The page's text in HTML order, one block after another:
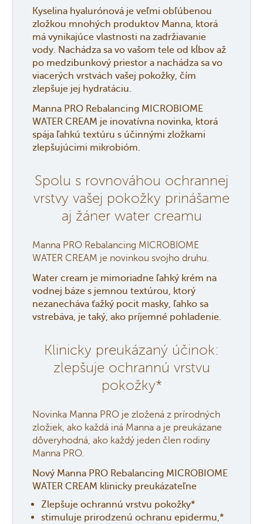
Kyselina hyalurónová je veľmi obľúbenou
zložkou mnohých produktov Manna, ktorá
má vynikajúce vlastnosti na zadržiavanie
vody. Nachádza sa vo vašom tele od kĺbov až
po medzibunkový priestor a nachádza sa vo
viacerých vrstvách vašej pokožky, čím
zlepšuje jej hydratáciu.
Manna PRO Rebalancing MICROBIOME
WATER CREAM je inovatívna novinka, ktorá
spája ľahkú textúru s účinnými zložkami
zlepšujúcimi mikrobióm.
Spolu s rovnováhou ochrannej
vrstvy vašej pokožky prinášame
aj žáner water creamu
Manna PRO Rebalancing MICROBIOME
WATER CREAM je novinkou svojho druhu.
Water cream je mimoriadne ľahký krém na
vodnej báze s jemnou textúrou, ktorý
nezanecháva ťažký pocit masky, ľahko sa
vstrebáva, je taký, ako príjemné pohladenie.
Klinicky preukázaný účinok:
zlepšuje ochrannú vrstvu
pokožky*
Novinka Manna PRO je zložená z prírodných
zložiek, ako každá iná Manna a je preukázane
dôveryhodná, ako každý jeden člen rodiny
Manna PRO.
Nový Manna PRO Rebalancing MICROBIOME
WATER CREAM klinicky preukázateľne
Zlepšuje ochrannú vrstvu pokožky*
stimuluje prirodzenú ochranu epidermu,*